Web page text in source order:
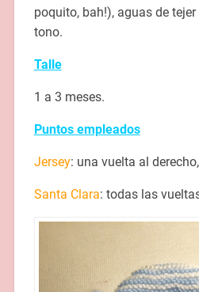
poquito, bah!), aguas de
tono.
Talle
1 a 3 meses.
Puntos empleados
Jersey: una vuelta al
Santa Clara: todas las